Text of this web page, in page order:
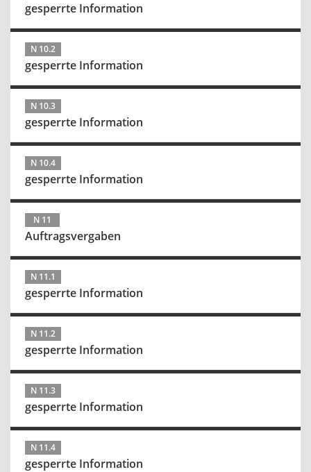
gesperrte Information
N 10.2
gesperrte Information
N 10.3
gesperrte Information
N 10.4
gesperrte Information
N 11
Auftragsvergaben
N 11.1
gesperrte Information
N 11.2
gesperrte Information
N 11.3
gesperrte Information
N 11.4
gesperrte Information